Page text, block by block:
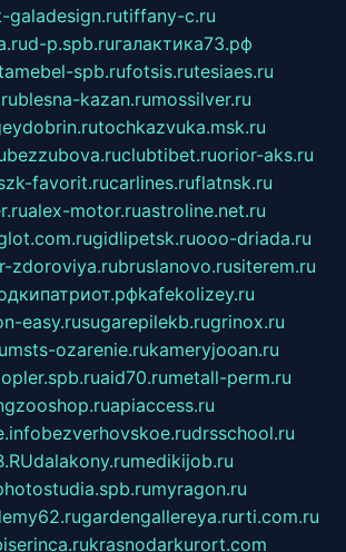
galadesign.rutiffany-c.ru
d-p.spb.ruгалактика73.рф
spb.rufotsis.rutesiaes.ru
blesna-kazan.rumossilver.ru
tochkazvuka.msk.ru
bezzubova.ruclubtibet.ruorior-aks.ru
favorit.rucarlines.ruflatnsk.ru
alex-motor.ruastroline.net.ru
gidlipetsk.ruooo-driada.ru
zdoroviya.rubruslanovo.rusiterem.ru
kafekolizey.ru
easy.rusugarepilekb.rugrinox.ru
msts-ozarenie.rukameryjooan.ru
aid70.rumetall-perm.ru
apiaccess.ru
bezverhovskoe.rudrsschool.ru
dalakony.rumedikijob.ru
myragon.ru
gardengallereya.rurti.com.ru
krasnodarkurort.com